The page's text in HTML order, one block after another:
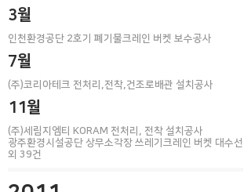
3월
인천환경공단 2호기 폐기물크레인 버켓 보수공사
7월
(주)코리아테크 전처리,전착,건조로배관 설치공사
(주)세림지엠티 KORAM 전처리, 전착 설치공사
광주환경시설공단 상무소각장 쓰레기크레인 버켓 대수선​
외 39건
11월